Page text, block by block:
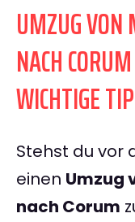
UMZUG VON
NACH
WICHTIGE
Stehst du vor
einen Umzug
nach Corum